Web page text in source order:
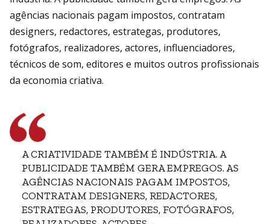
agências nacionais pagam impostos, contratam
designers, redactores, estrategas, produtores,
fotógrafos, realizadores, actores, influenciadores,
técnicos de som, editores e muitos outros profissionais
da economia criativa.
A CRIATIVIDADE TAMBÉM É INDÚSTRIA. A
PUBLICIDADE TAMBÉM GERA EMPREGOS. AS
AGÊNCIAS NACIONAIS PAGAM IMPOSTOS,
CONTRATAM DESIGNERS, REDACTORES,
ESTRATEGAS, PRODUTORES, FOTÓGRAFOS,